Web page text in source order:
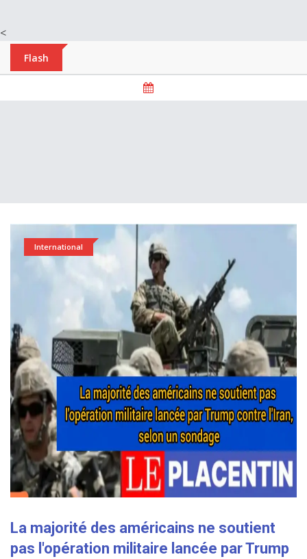
<
Flash
International
La majorité des américains ne soutient
pas l'opération militaire lancée par Trump